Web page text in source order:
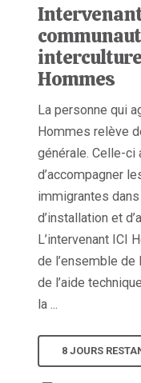
Hommes
La personne qui
Hommes relève
générale. Celle-ci
d’accompagner
immigrantes
d’installation et
L’intervenant ICI
de l’ensemble de
de l’aide
la ...
8 JOURS